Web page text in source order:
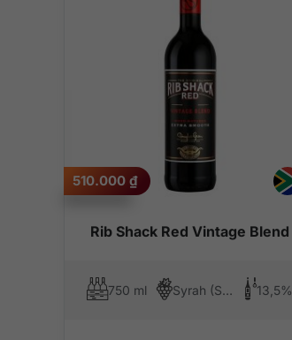
Rib Shack Red Vintage Blend
510.000 ₫
750 ml Syrah (Shiraz), Pinotage 13,5%